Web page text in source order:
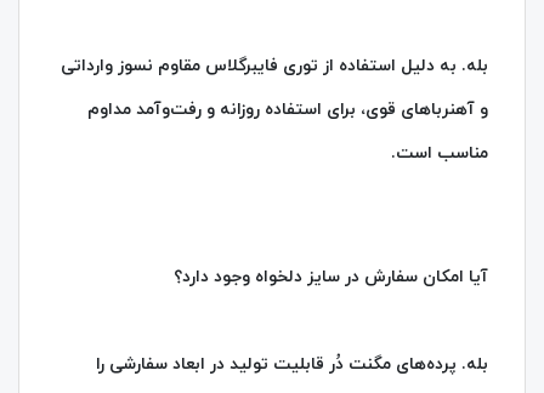
بله. به دلیل استفاده از توری فایبرگلاس مقاوم نسوز وارداتی
و آهنرباهای قوی، برای استفاده روزانه و رفت‌وآمد مداوم
مناسب است.
آیا امکان سفارش در سایز دلخواه وجود دارد؟
بله. پرده‌های مگنت دُر قابلیت تولید در ابعاد سفارشی را